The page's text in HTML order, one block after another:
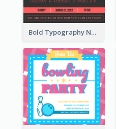
Bold Typography New Year Party Invitation Design